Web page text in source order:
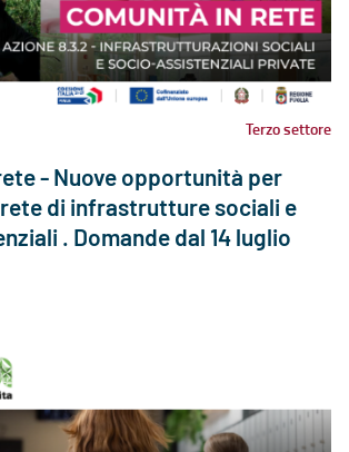
Terzo settore
- Nuove opportunità per
di infrastrutture sociali e
. Domande dal 14 luglio